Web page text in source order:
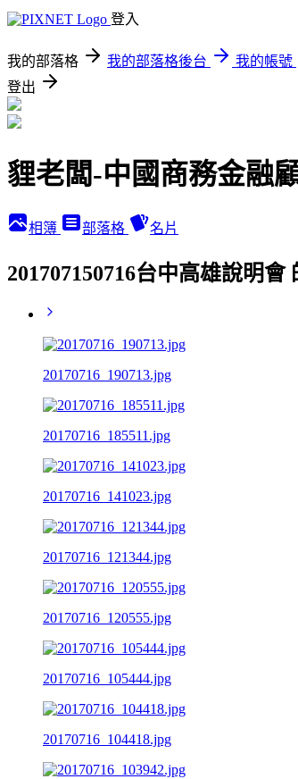
登入
我的部落格 我的部落格後台
我的帳號
登出
貍老闆-中國商務金融
相簿 部落格 名片
201707150716台中高雄說明會
20170716_190713.jpg
20170716_185511.jpg
20170716_141023.jpg
20170716_121344.jpg
20170716_120555.jpg
20170716_105444.jpg
20170716_104418.jpg